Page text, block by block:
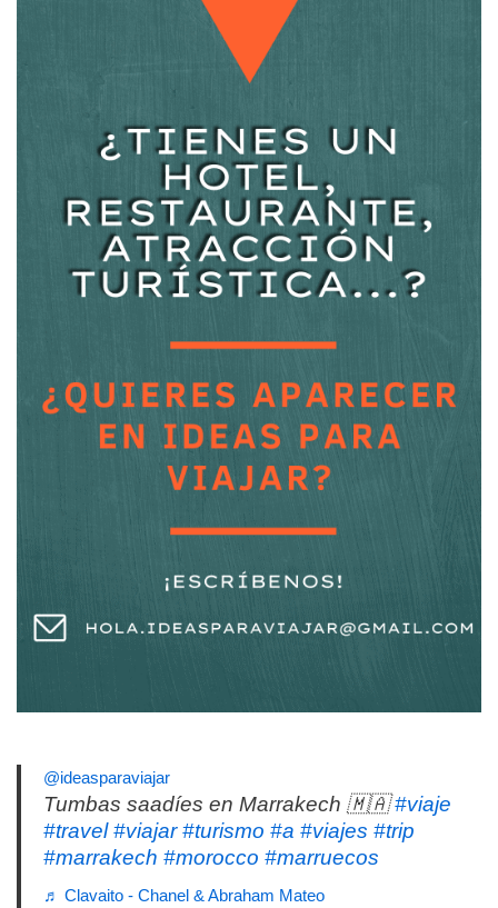
@ideasparaviajar
Tumbas saadíes en Marrakech 🇲🇦#viaje
#travel #viajar #turismo #a #viajes #trip
#marrakech #morocco #marruecos
♬ Clavaito - Chanel & Abraham Mateo